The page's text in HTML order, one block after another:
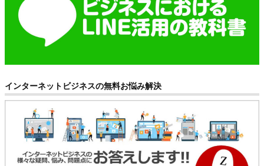
インターネットビジネスの無料お悩み解決